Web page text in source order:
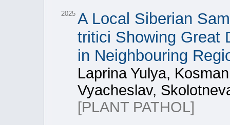
2025 A Local Siberian
tritici Showing Great
in Neighbouring
Laprina Yulya,
Vyacheslav,
[PLANT PATHOL]